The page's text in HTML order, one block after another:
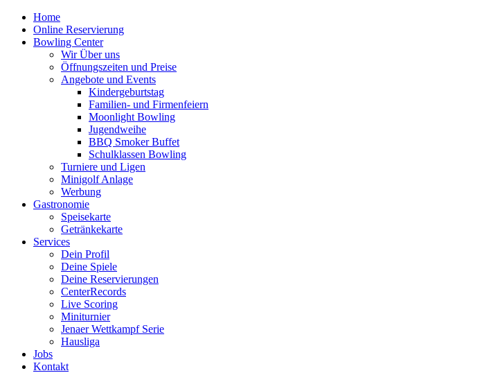
Home
Online Reservierung
Bowling Center
Wir Über uns
Öffnungszeiten und Preise
Angebote und Events
Kindergeburtstag
Familien- und Firmenfeiern
Moonlight Bowling
Jugendweihe
BBQ Smoker Buffet
Schulklassen Bowling
Turniere und Ligen
Minigolf Anlage
Werbung
Gastronomie
Speisekarte
Getränkekarte
Services
Dein Profil
Deine Spiele
Deine Reservierungen
CenterRecords
Live Scoring
Miniturnier
Jenaer Wettkampf Serie
Hausliga
Jobs
Kontakt